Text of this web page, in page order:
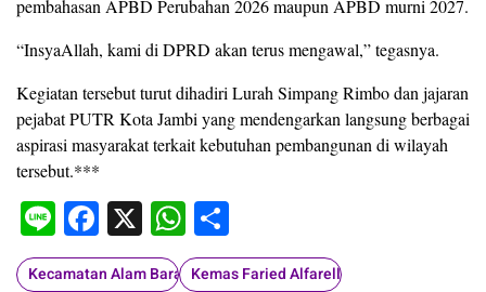
pembahasan APBD Perubahan 2026 maupun APBD murni 2027.
“InsyaAllah, kami di DPRD akan terus mengawal,” tegasnya.
Kegiatan tersebut turut dihadiri Lurah Simpang Rimbo dan jajaran
pejabat PUTR Kota Jambi yang mendengarkan langsung berbagai
aspirasi masyarakat terkait kebutuhan pembangunan di wilayah
tersebut.***
LineFacebook
X WhatsApp
Kecamatan Alam BarajoKemas Faried Alfarelly